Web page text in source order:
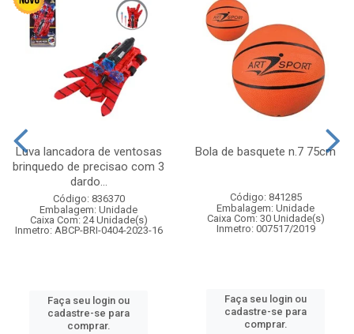
Luva lancadora de ventosas
brinquedo de precisao com 3
dardo...
Código: 836370
Embalagem: Unidade
Caixa Com: 24 Unidade(s)
Inmetro: ABCP-BRI-0404-2023-16
Faça seu login ou
cadastre-se para
comprar.
Bola de basquete n.7 75cm
Código: 841285
Embalagem: Unidade
Caixa Com: 30 Unidade(s)
Inmetro: 007517/2019
Faça seu login ou
cadastre-se para
comprar.